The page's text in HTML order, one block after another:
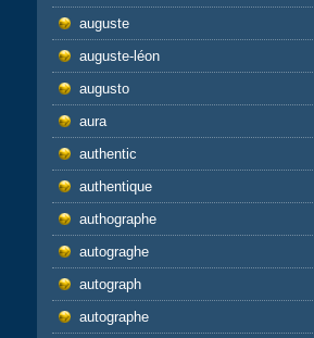
auguste
auguste-léon
augusto
aura
authentic
authentique
authographe
autograghe
autograph
autographe